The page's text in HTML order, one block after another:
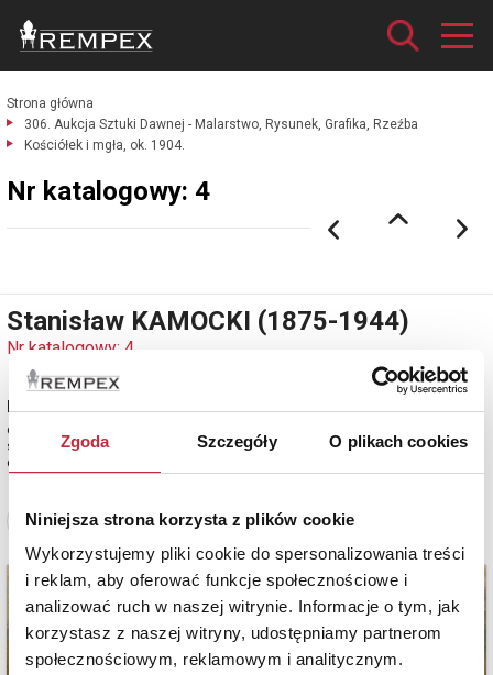
Zgoda Szczegóły O plikach cookies
Niniejsza strona korzysta z plików cookie
Wykorzystujemy pliki cookie do spersonalizowania treści
i reklam, aby oferować funkcje społecznościowe i
analizować ruch w naszej witrynie. Informacje o tym, jak
korzystasz z naszej witryny, udostępniamy partnerom
społecznościowym, reklamowym i analitycznym.
Strona główna
306. Aukcja Sztuki Dawnej - Malarstwo, Rysunek, Grafika, Rzeźba
Kościółek i mgła, ok. 1904.
Nr katalogowy: 4
Stanisław KAMOCKI (1875-1944)
Nr katalogowy: 4
olej, płótno; 36 x 48 cm;
sygn. l.d.: St. Kamocki
estymacja: 34 000 - 38 000 zł
Zobacz pełne informacje